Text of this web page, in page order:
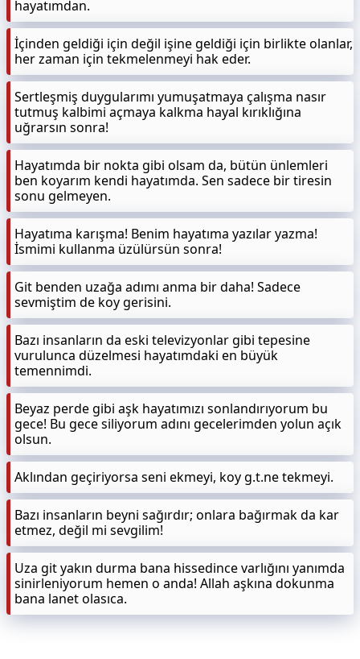
hayatımdan.
İçinden geldiği için değil işine geldiği için birlikte olanlar,
her zaman için tekmelenmeyi hak eder.
Sertleşmiş duygularımı yumuşatmaya çalışma nasır
tutmuş kalbimi açmaya kalkma hayal kırıklığına
uğrarsın sonra!
Hayatımda bir nokta gibi olsam da, bütün ünlemleri
ben koyarım kendi hayatımda. Sen sadece bir tiresin
sonu gelmeyen.
Hayatıma karışma! Benim hayatıma yazılar yazma!
İsmimi kullanma üzülürsün sonra!
Git benden uzağa adımı anma bir daha! Sadece
sevmiştim de koy gerisini.
Bazı insanların da eski televizyonlar gibi tepesine
vurulunca düzelmesi hayatımdaki en büyük
temennimdi.
Beyaz perde gibi aşk hayatımızı sonlandırıyorum bu
gece! Bu gece siliyorum adını gecelerimden yolun açık
olsun.
Aklından geçiriyorsa seni ekmeyi, koy g.t.ne tekmeyi.
Bazı insanların beyni sağırdır; onlara bağırmak da kar
etmez, değil mi sevgilim!
Uza git yakın durma bana hissedince varlığını yanımda
sinirleniyorum hemen o anda! Allah aşkına dokunma
bana lanet olasıca.